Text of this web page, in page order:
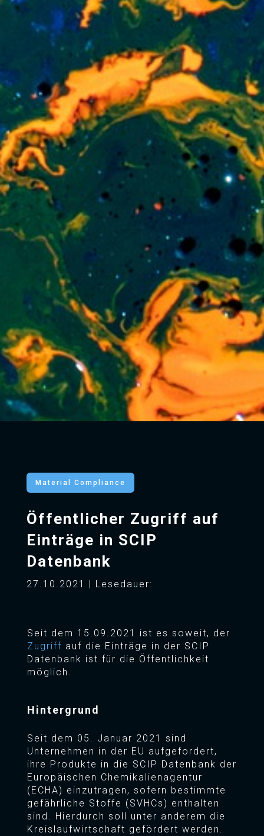
Material Compliance
Öffentlicher Zugriff auf
Einträge in SCIP
Datenbank
27.10.2021 | Lesedauer:
Seit dem 15.09.2021 ist es soweit, der
Zugriff auf die Einträge in der SCIP
Datenbank ist für die Öffentlichkeit
möglich.
Hintergrund
Seit dem 05. Januar 2021 sind
Unternehmen in der EU aufgefordert,
ihre Produkte in die SCIP Datenbank der
Europäischen Chemikalienagentur
(ECHA) einzutragen, sofern bestimmte
gefährliche Stoffe (SVHCs) enthalten
sind. Hierdurch soll unter anderem die
Kreislaufwirtschaft gefördert werden.